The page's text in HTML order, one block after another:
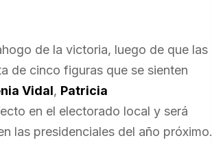
de la victoria, luego de que las
de cinco figuras que se sienten
Vidal, Patricia
en el electorado local y será
las presidenciales del año próximo.